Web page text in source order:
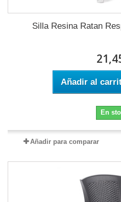
Silla Resina Ratan
Añadir al
En
Añadir para comparar